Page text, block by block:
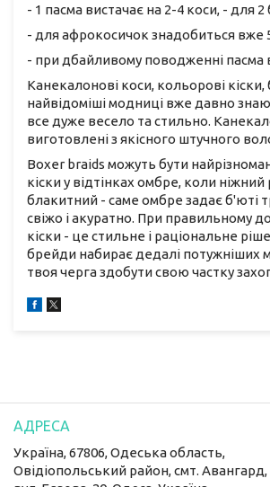
- 1 пасма вистачає на 2-4 коси, - для
- для афрокосичок знадобиться вже
- при дбайливому поводженні пасма
Канекалонові коси, кольорові
найвідоміші модниці вже давно
все дуже весело та стильно.
виготовлені з якісного штучного
Boxer braids можуть бути
кіски у відтінках омбре, коли
блакитний - саме омбре задає б'юті
свіжо і акуратно. При правильному
кіски - це стильне і раціональне
брейди набирає дедалі потужніших
твоя черга здобути свою частку
Україна, 67806, Одеська область,
Овідіопольський район, смт. Авангард,